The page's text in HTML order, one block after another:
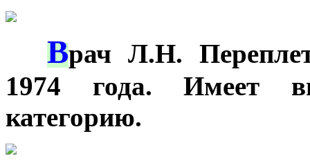
Врач Л.Н.
1974 года. Имеет
категорию.